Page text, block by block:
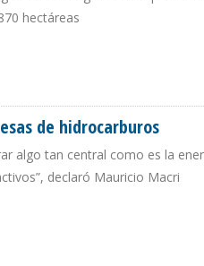
hectáreas
de hidrocarburos
algo tan central como es la
declaró Mauricio Macri